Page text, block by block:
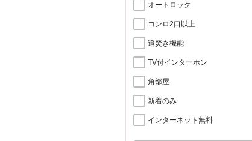
オートロック
コンロ2口以上
追焚き機能
TV付インターホン
角部屋
新着のみ
インターネット無料